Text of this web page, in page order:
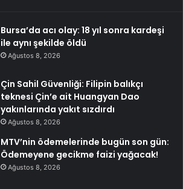
Bursa’da acı olay: 18 yıl sonra kardeşi
ile aynı şekilde öldü
Ağustos 8, 2026
Çin Sahil Güvenliği: Filipin balıkçı
teknesi Çin’e ait Huangyan Dao
yakınlarında yakıt sızdırdı
Ağustos 8, 2026
MTV’nin ödemelerinde bugün son gün:
Ödemeyene gecikme faizi yağacak!
Ağustos 8, 2026